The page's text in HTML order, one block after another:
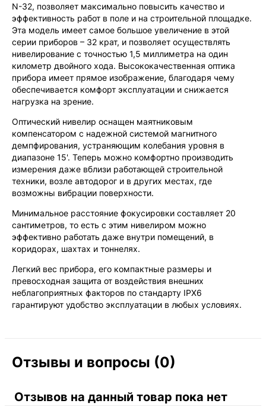
N-32, позволяет максимально повысить качество и
эффективность работ в поле и на строительной площадке.
Эта модель имеет самое большое увеличение в этой
серии приборов – 32 крат, и позволяет осуществлять
нивелирование с точностью 1,5 миллиметра на один
километр двойного хода. Высококачественная оптика
прибора имеет прямое изображение, благодаря чему
обеспечивается комфорт эксплуатации и снижается
нагрузка на зрение.
Оптический нивелир оснащен маятниковым
компенсатором с надежной системой магнитного
демпфирования, устраняющим колебания уровня в
диапазоне 15'. Теперь можно комфортно производить
измерения даже вблизи работающей строительной
техники, возле автодорог и в других местах, где
возможны вибрации поверхности.
Минимальное расстояние фокусировки составляет 20
сантиметров, то есть с этим нивелиром можно
эффективно работать даже внутри помещений, в
коридорах, шахтах и тоннелях.
Легкий вес прибора, его компактные размеры и
превосходная защита от воздействия внешних
неблагоприятных факторов по стандарту IPX6
гарантируют удобство эксплуатации в любых условиях.
Отзывы и вопросы (0)
Отзывов на данный товар пока нет